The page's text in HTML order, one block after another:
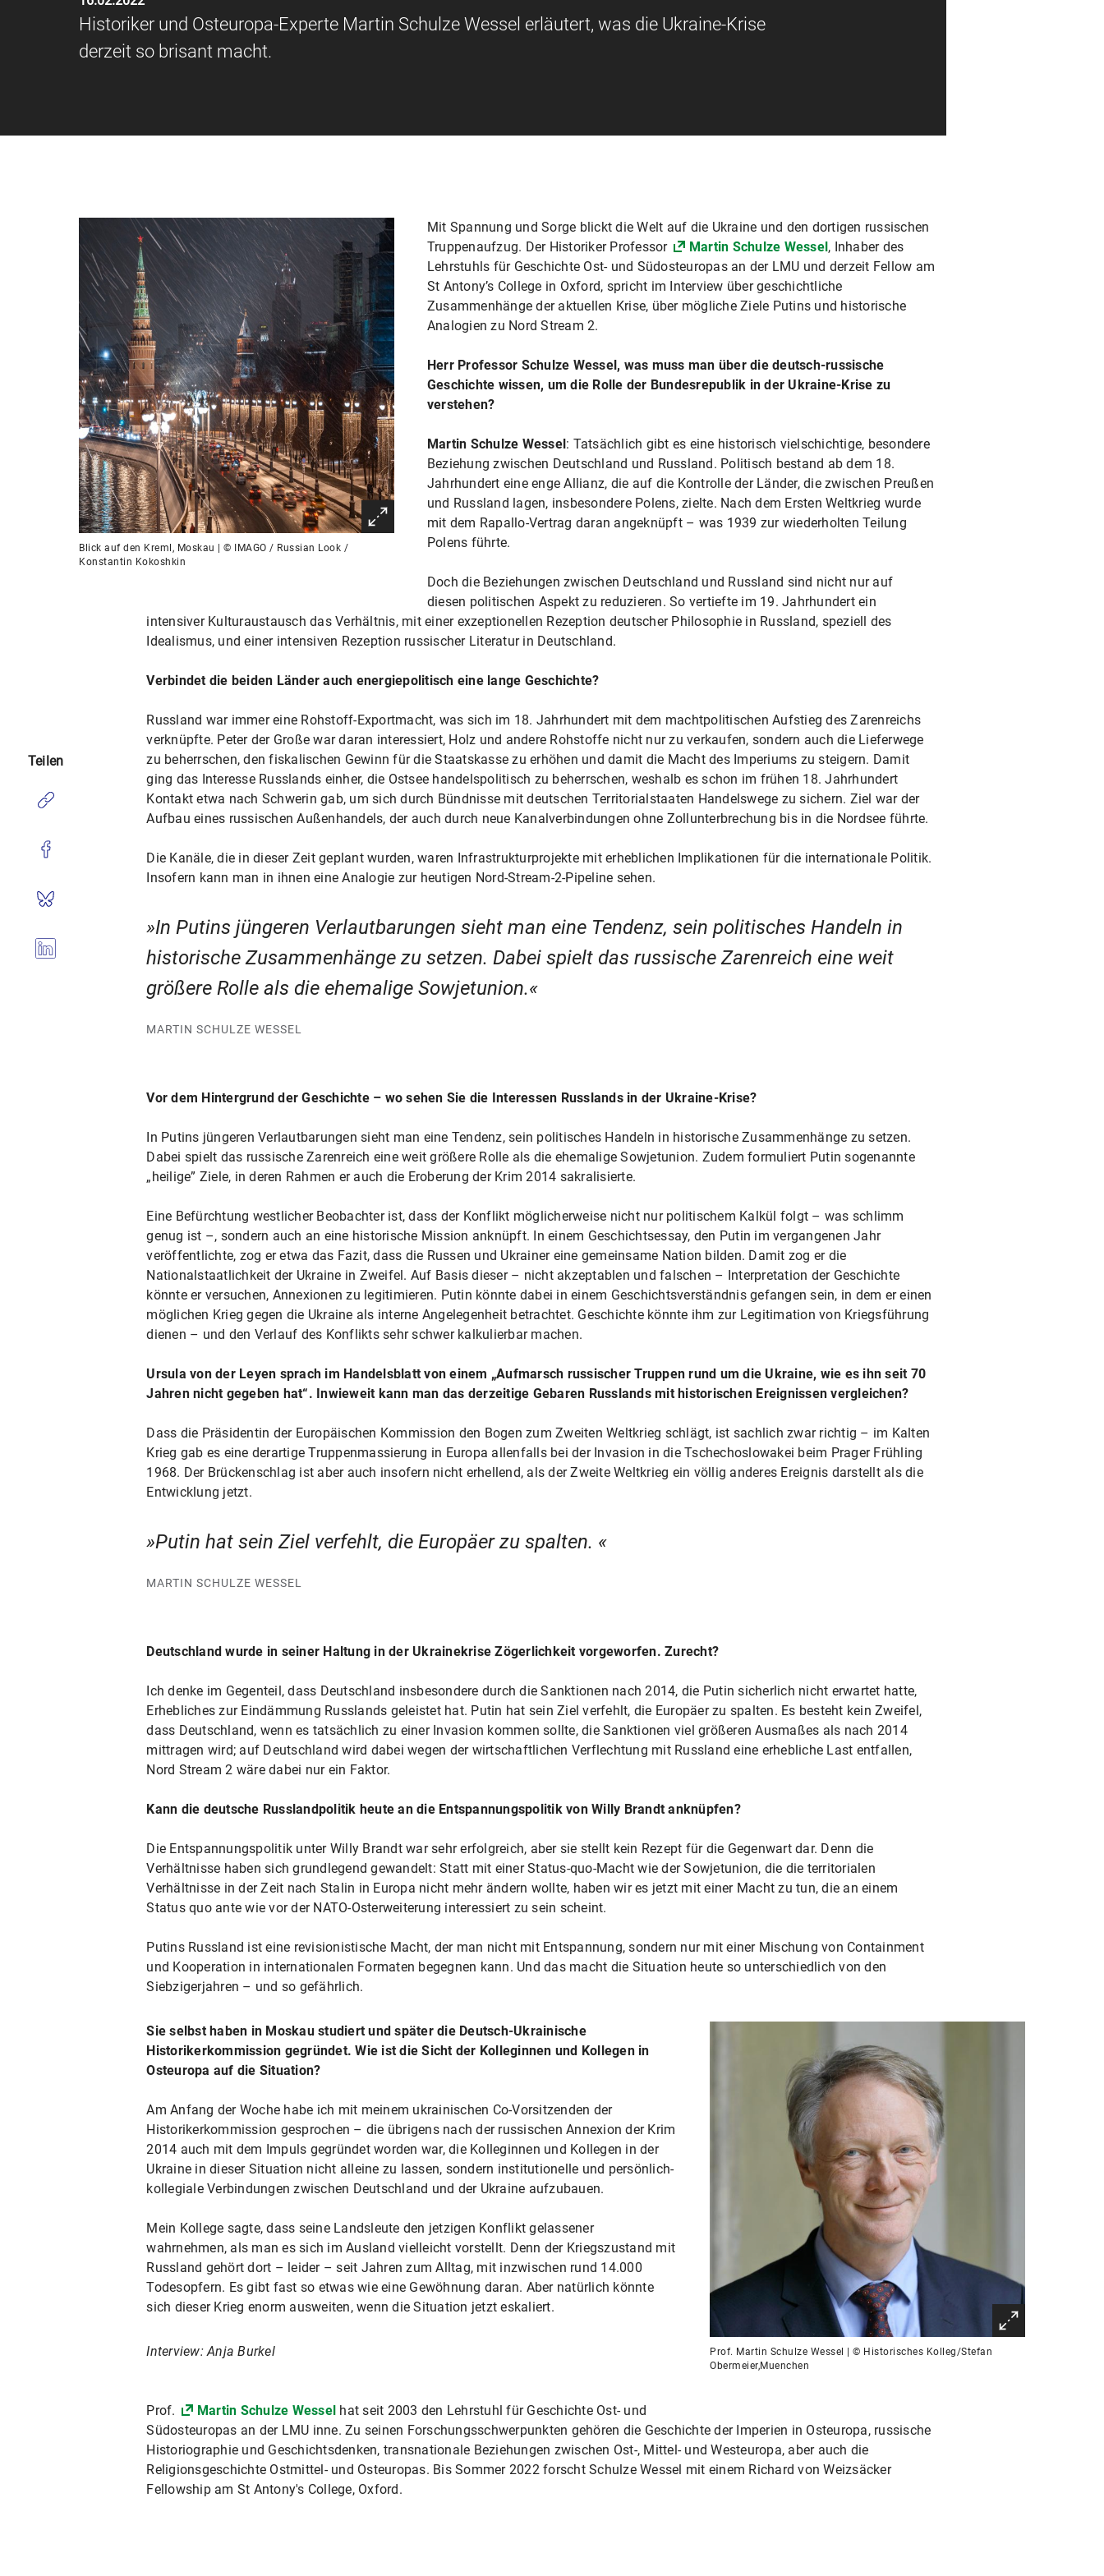
Historiker und Osteuropa-Experte Martin Schulze Wessel erläutert, was die Ukraine-Krise
derzeit so brisant macht.
Blick auf den Kreml, Moskau | © IMAGO / Russian Look /
Konstantin Kokoshkin
Mit Spannung und Sorge blickt die Welt auf die Ukraine und den dortigen russischen
Truppenaufzug. Der Historiker Professor
Martin Schulze Wessel, Inhaber des
Lehrstuhls für Geschichte Ost- und Südosteuropas an der LMU und derzeit Fellow am
St Antony’s College in Oxford, spricht im Interview über geschichtliche
Zusammenhänge der aktuellen Krise, über mögliche Ziele Putins und historische
Analogien zu Nord Stream 2.
Herr Professor Schulze Wessel, was muss man über die deutsch-russische
Geschichte wissen, um die Rolle der Bundesrepublik in der Ukraine-Krise zu
verstehen?
Martin Schulze Wessel: Tatsächlich gibt es eine historisch vielschichtige, besondere
Beziehung zwischen Deutschland und Russland. Politisch bestand ab dem 18.
Jahrhundert eine enge Allianz, die auf die Kontrolle der Länder, die zwischen Preußen
und Russland lagen, insbesondere Polens, zielte. Nach dem Ersten Weltkrieg wurde
mit dem Rapallo-Vertrag daran angeknüpft – was 1939 zur wiederholten Teilung
Polens führte.
Doch die Beziehungen zwischen Deutschland und Russland sind nicht nur auf
diesen politischen Aspekt zu reduzieren. So vertiefte im 19. Jahrhundert ein
intensiver Kulturaustausch das Verhältnis, mit einer exzeptionellen Rezeption deutscher Philosophie in Russland, speziell des
Idealismus, und einer intensiven Rezeption russischer Literatur in Deutschland.
Verbindet die beiden Länder auch energiepolitisch eine lange Geschichte?
Russland war immer eine Rohstoff-Exportmacht, was sich im 18. Jahrhundert mit dem machtpolitischen Aufstieg des Zarenreichs
verknüpfte. Peter der Große war daran interessiert, Holz und andere Rohstoffe nicht nur zu verkaufen, sondern auch die Lieferwege
zu beherrschen, den fiskalischen Gewinn für die Staatskasse zu erhöhen und damit die Macht des Imperiums zu steigern. Damit
ging das Interesse Russlands einher, die Ostsee handelspolitisch zu beherrschen, weshalb es schon im frühen 18. Jahrhundert
Kontakt etwa nach Schwerin gab, um sich durch Bündnisse mit deutschen Territorialstaaten Handelswege zu sichern. Ziel war der
Aufbau eines russischen Außenhandels, der auch durch neue Kanalverbindungen ohne Zollunterbrechung bis in die Nordsee führte.
Die Kanäle, die in dieser Zeit geplant wurden, waren Infrastrukturprojekte mit erheblichen Implikationen für die internationale Politik.
Insofern kann man in ihnen eine Analogie zur heutigen Nord-Stream-2-Pipeline sehen.
In Putins jüngeren Verlautbarungen sieht man eine Tendenz, sein politisches Handeln in
historische Zusammenhänge zu setzen. Dabei spielt das russische Zarenreich eine weit
größere Rolle als die ehemalige Sowjetunion.
MARTIN SCHULZE WESSEL
Vor dem Hintergrund der Geschichte – wo sehen Sie die Interessen Russlands in der Ukraine-Krise?
In Putins jüngeren Verlautbarungen sieht man eine Tendenz, sein politisches Handeln in historische Zusammenhänge zu setzen.
Dabei spielt das russische Zarenreich eine weit größere Rolle als die ehemalige Sowjetunion. Zudem formuliert Putin sogenannte
„heilige” Ziele, in deren Rahmen er auch die Eroberung der Krim 2014 sakralisierte.
Eine Befürchtung westlicher Beobachter ist, dass der Konflikt möglicherweise nicht nur politischem Kalkül folgt – was schlimm
genug ist –, sondern auch an eine historische Mission anknüpft. In einem Geschichtsessay, den Putin im vergangenen Jahr
veröffentlichte, zog er etwa das Fazit, dass die Russen und Ukrainer eine gemeinsame Nation bilden. Damit zog er die
Nationalstaatlichkeit der Ukraine in Zweifel. Auf Basis dieser – nicht akzeptablen und falschen – Interpretation der Geschichte
könnte er versuchen, Annexionen zu legitimieren. Putin könnte dabei in einem Geschichtsverständnis gefangen sein, in dem er einen
möglichen Krieg gegen die Ukraine als interne Angelegenheit betrachtet. Geschichte könnte ihm zur Legitimation von Kriegsführung
dienen – und den Verlauf des Konflikts sehr schwer kalkulierbar machen.
Ursula von der Leyen sprach im Handelsblatt von einem „Aufmarsch russischer Truppen rund um die Ukraine, wie es ihn seit 70
Jahren nicht gegeben hat“. Inwieweit kann man das derzeitige Gebaren Russlands mit historischen Ereignissen vergleichen?
Dass die Präsidentin der Europäischen Kommission den Bogen zum Zweiten Weltkrieg schlägt, ist sachlich zwar richtig – im Kalten
Krieg gab es eine derartige Truppenmassierung in Europa allenfalls bei der Invasion in die Tschechoslowakei beim Prager Frühling
1968. Der Brückenschlag ist aber auch insofern nicht erhellend, als der Zweite Weltkrieg ein völlig anderes Ereignis darstellt als die
Entwicklung jetzt.
Putin hat sein Ziel verfehlt, die Europäer zu spalten.
MARTIN SCHULZE WESSEL
Deutschland wurde in seiner Haltung in der Ukrainekrise Zögerlichkeit vorgeworfen. Zurecht?
Ich denke im Gegenteil, dass Deutschland insbesondere durch die Sanktionen nach 2014, die Putin sicherlich nicht erwartet hatte,
Erhebliches zur Eindämmung Russlands geleistet hat. Putin hat sein Ziel verfehlt, die Europäer zu spalten. Es besteht kein Zweifel,
dass Deutschland, wenn es tatsächlich zu einer Invasion kommen sollte, die Sanktionen viel größeren Ausmaßes als nach 2014
mittragen wird; auf Deutschland wird dabei wegen der wirtschaftlichen Verflechtung mit Russland eine erhebliche Last entfallen,
Nord Stream 2 wäre dabei nur ein Faktor.
Kann die deutsche Russlandpolitik heute an die Entspannungspolitik von Willy Brandt anknüpfen?
Die Entspannungspolitik unter Willy Brandt war sehr erfolgreich, aber sie stellt kein Rezept für die Gegenwart dar. Denn die
Verhältnisse haben sich grundlegend gewandelt: Statt mit einer Status-quo-Macht wie der Sowjetunion, die die territorialen
Verhältnisse in der Zeit nach Stalin in Europa nicht mehr ändern wollte, haben wir es jetzt mit einer Macht zu tun, die an einem
Status quo ante wie vor der NATO-Osterweiterung interessiert zu sein scheint.
Putins Russland ist eine revisionistische Macht, der man nicht mit Entspannung, sondern nur mit einer Mischung von Containment
und Kooperation in internationalen Formaten begegnen kann. Und das macht die Situation heute so unterschiedlich von den
Siebzigerjahren – und so gefährlich.
Prof. Martin Schulze Wessel | © Historisches Kolleg/Stefan
Obermeier,Muenchen
Sie selbst haben in Moskau studiert und später die Deutsch-Ukrainische
Historikerkommission gegründet. Wie ist die Sicht der Kolleginnen und Kollegen in
Osteuropa auf die Situation?
Am Anfang der Woche habe ich mit meinem ukrainischen Co-Vorsitzenden der
Historikerkommission gesprochen – die übrigens nach der russischen Annexion der Krim
2014 auch mit dem Impuls gegründet worden war, die Kolleginnen und Kollegen in der
Ukraine in dieser Situation nicht alleine zu lassen, sondern institutionelle und persönlich-
kollegiale Verbindungen zwischen Deutschland und der Ukraine aufzubauen.
Mein Kollege sagte, dass seine Landsleute den jetzigen Konflikt gelassener
wahrnehmen, als man es sich im Ausland vielleicht vorstellt. Denn der Kriegszustand mit
Russland gehört dort – leider – seit Jahren zum Alltag, mit inzwischen rund 14.000
Todesopfern. Es gibt fast so etwas wie eine Gewöhnung daran. Aber natürlich könnte
sich dieser Krieg enorm ausweiten, wenn die Situation jetzt eskaliert.
Interview: Anja Burkel
Prof. Martin Schulze Wessel hat seit 2003 den Lehrstuhl für Geschichte Ost- und
Südosteuropas an der LMU inne. Zu seinen Forschungsschwerpunkten gehören die Geschichte der Imperien in Osteuropa, russische
Historiographie und Geschichtsdenken, transnationale Beziehungen zwischen Ost-, Mittel- und Westeuropa, aber auch die
Religionsgeschichte Ostmittel- und Osteuropas. Bis Sommer 2022 forscht Schulze Wessel mit einem Richard von Weizsäcker
Fellowship am St Antony's College, Oxford.
Teilen